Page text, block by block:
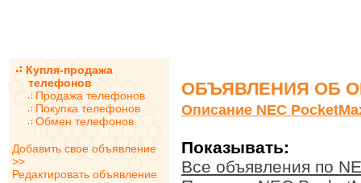
Купля-продажа
телефонов
Продажа телефонов
Покупка телефонов
Обмен телефонов
Добавить свое объявление
>>
Редактировать объявление
ОБЪЯВЛЕНИЯ ОБ
Описание NEC
Показывать:
Все объявления по